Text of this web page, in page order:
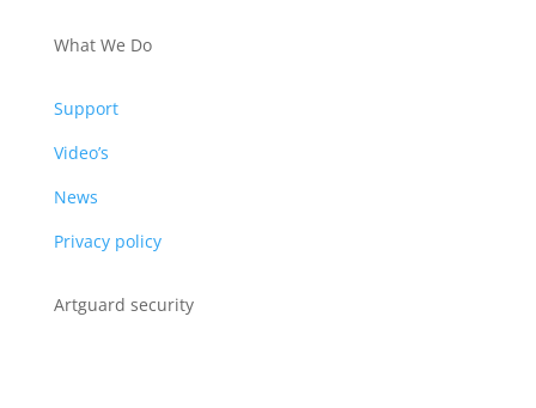
What We Do
Support
Video’s
News
Privacy policy
Artguard security